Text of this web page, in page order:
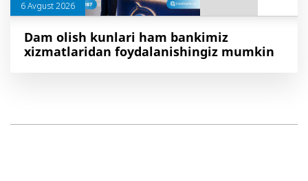
6 Avgust 2026
Dam olish kunlari ham bankimiz
xizmatlaridan foydalanishingiz mumkin